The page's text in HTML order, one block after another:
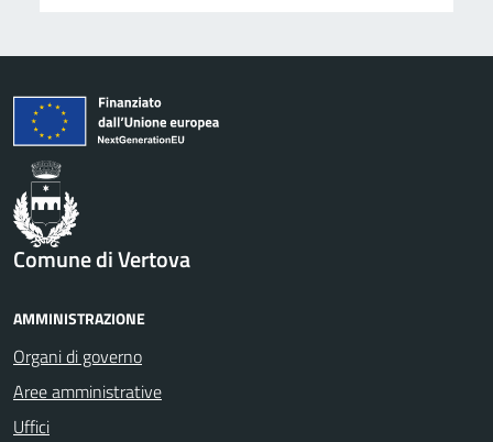
Comune di Vertova
AMMINISTRAZIONE
Organi di governo
Aree amministrative
Uffici